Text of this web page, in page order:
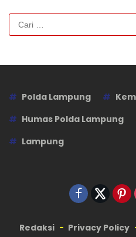
Cari
untuk:
Polda Lampung
Humas Polda Lampung
Lampung
Redaksi Privacy Policy